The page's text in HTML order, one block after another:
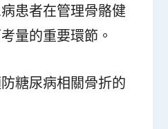
患者在管理骨骼健
量的重要環節。
糖尿病相關骨折的